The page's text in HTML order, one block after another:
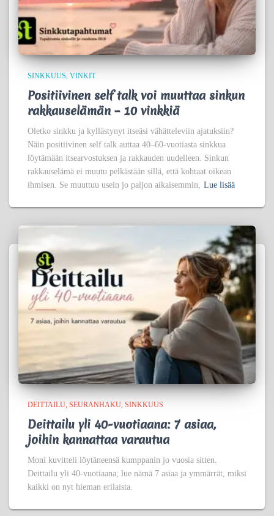
SINKKUUS VINKIT
Positiivinen self talk voi muuttaa sinkun
rakkauselämän – 10 vinkkiä
Oletko sinkku ja kyllästynyt itseäsi vähätteleviin ajatuksiin?
Näin positiivinen self talk auttaa 40–60-vuotiasta sinkkua
löytämään itsearvostuksen ja rakkauden uudelleen. Sinkun
rakkauselämä ei muutu pelkästään sillä, että kohtaat oikean
ihmisen. Se muuttuu usein jo paljon aikaisemmin,
Lue lisää
DEITTAILU SEURANHAKU SINKKUUS
Deittailu yli 40-vuotiaana: 7 asiaa,
joihin kannattaa varautua
Moni kuvitteli löytäneensä kumppanin jo vuosia sitten.
Deittailu yli 40-vuotiaana; lue nämä 7 asiaa ja ymmärrät, miksi
kaikki on nyt hieman erilaista.